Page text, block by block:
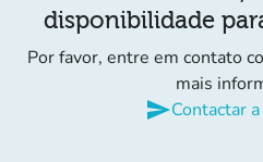
disponibilidade
Por favor, entre em contato
mais
sendContactar